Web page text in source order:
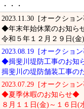
・・・
2023.11.30 [オークショ
◆年末年始休業のお知ら
令和５年１２月２９日(金
2023.08.19 [オークショ
◆揖斐川堤防工事のお知
揖斐川の堤防舗装工事の
2023.07.29 [オークショ
◆夏季休暇のお知らせ◆
８月１１日(金)～１６日(